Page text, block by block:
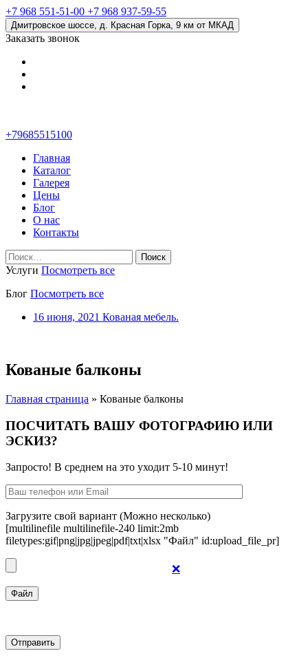
+7 968 551-51-00 +7 968 937-59-55
Дмитровское шоссе, д. Красная Горка, 9 км от МКАД
Заказать звонок
+79685515100
Главная
Каталог
Галерея
Цены
Блог
О нас
Контакты
Найти:
Услуги Посмотреть все
Блог Посмотреть все
16 июня, 2021 Кованая мебель.
Кованые балконы
Главная страница » Кованые балконы
ПОСЧИТАТЬ ВАШУ ФОТОГРАФИЮ ИЛИ
ЭСКИЗ?
Запросто! В среднем на это уходит 5-10 минут!
Загрузите свой вариант (Можно несколько)
[multilinefile multilinefile-240 limit:2mb
filetypes:gif|png|jpg|jpeg|pdf|txt|xlsx "Файл" id:upload_file_pr]
❌